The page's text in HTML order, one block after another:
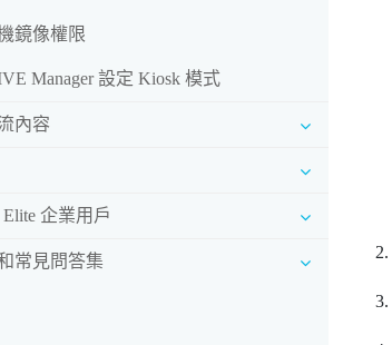
鏡像權限
Manager 設定 Kiosk 模式
內容
企業用戶
常見問答集